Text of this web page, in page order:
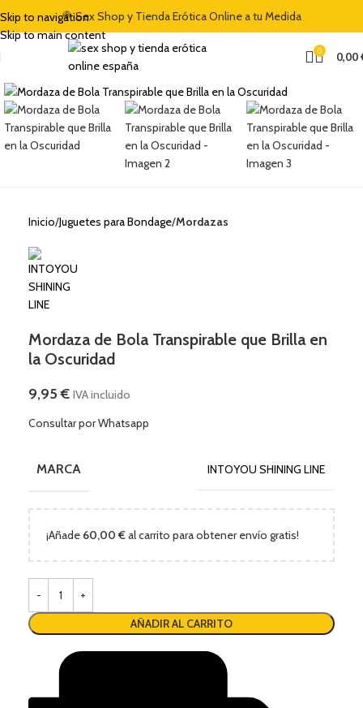
Skip to navigation
Skip to main content
🍭 Sex Shop y Tienda Erótica Online a tu Medida
0 0,00
Clic para ampliar
Inicio Juguetes para Bondage Mordazas
Mordaza de Bola Transpirable que Brilla en
la Oscuridad
9,95€ IVA incluido
Consultar por Whatsapp
MARCA INTOYOU SHINING LINE
¡Añade 60,00 €al carrito para obtener envío gratis!
AÑADIR AL CARRITO